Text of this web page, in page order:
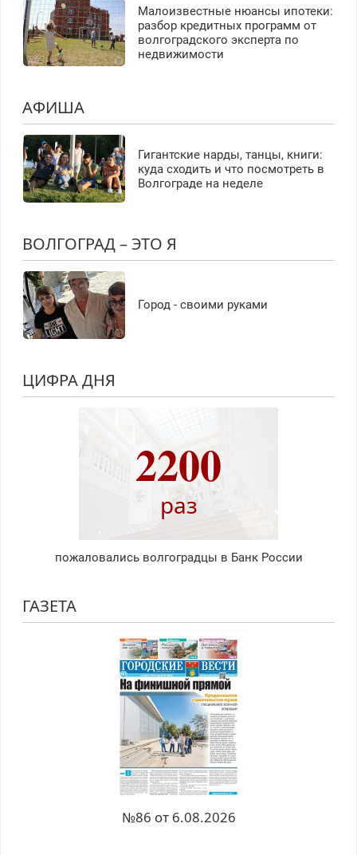
Малоизвестные нюансы ипотеки:
разбор кредитных программ от
волгоградского эксперта по
недвижимости
АФИША
Гигантские нарды, танцы, книги:
куда сходить и что посмотреть в
Волгограде на неделе
ВОЛГОГРАД – ЭТО Я
Город - своими руками
ЦИФРА ДНЯ
2200
раз
пожаловались волгоградцы в Банк России
ГАЗЕТА
№86 от 6.08.2026